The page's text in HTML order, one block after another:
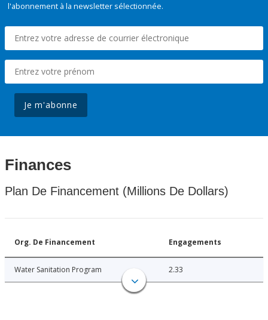
l'abonnement à la newsletter sélectionnée.
Je m'abonne
Finances
Plan De Financement (Millions De Dollars)
Org. De Financement Engagements
Water Sanitation Program 2.33